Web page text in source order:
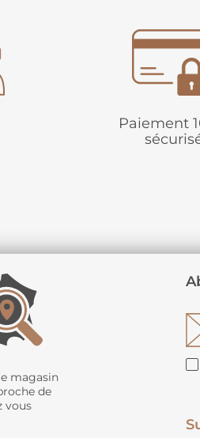
Paiement
magasin
de
vous